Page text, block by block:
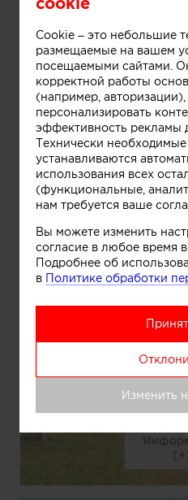
Cookie – это небольшие
размещаемые на вашем
посещаемыми сайтами.
корректной работы
(например,
персонализировать
эффективность рекламы
Технически
устанавливаются
использования всех
(функциональные,
нам требуется ваше
Вы можете изменить
согласие в любое время
Подробнее об
в Политике обработки
Изменить